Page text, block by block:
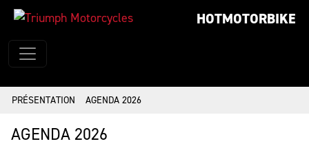
HOTMOTORBIKE
PRÉSENTATION AGENDA 2026
AGENDA 2026